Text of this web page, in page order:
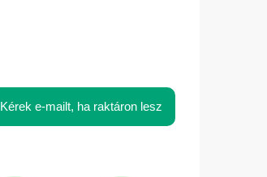
Kérek e-mailt, ha raktáron lesz